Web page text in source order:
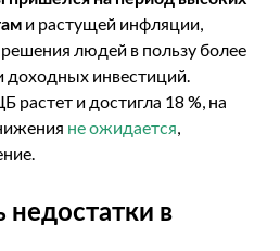
и растущей инфляции,
решения людей в пользу более
доходных инвестиций.
растет и достигла 18 %, на
не ожидается,
недостатки в